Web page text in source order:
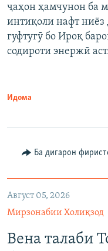
ҷаҳон ҳамчунон ба
интиқоли нафт ниёз
гуфтугӯ бо Ироқ
содироти энержӣ
Идома
Ба дигарон
Август 05, 2026
Мирзонабии Холиқзод
Вена талаби